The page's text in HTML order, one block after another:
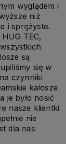
wyglądem i
niż
i sprężyste.
TEC,
są
się w
czynniki
kalosze
je było nosić
nasze klientki
nie
dla nas